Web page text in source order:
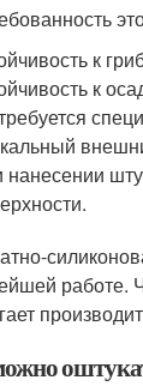
к
к
работе.